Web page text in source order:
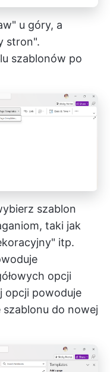
u góry, a
stron".
szablonów po
szablon
taki jak
itp.
opcji
opcji powoduje
do nowej